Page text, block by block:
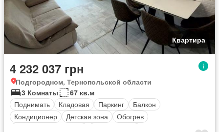
Квартира
4 232 037 грн
Подгородном, Тернопольской области
3 Комнаты
67 кв.м
Поднимать
Кладовая Паркинг
Балкон
Кондиционер
Детская зона
Обогрев